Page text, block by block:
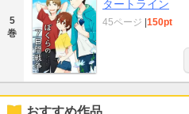
5
巻
タートライン
45ページ 150pt
おすすめ作品